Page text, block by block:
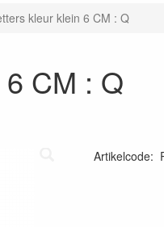
kleur klein 6 CM : Q
CM : Q
Artikelcode: